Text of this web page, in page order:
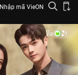
Nhập mã VieON